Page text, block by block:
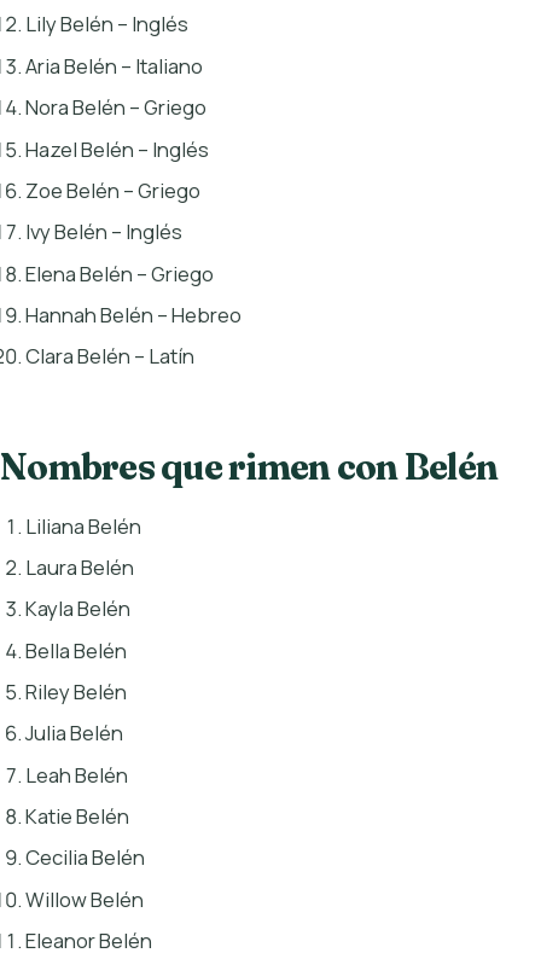
Lily Belén – Inglés
Aria Belén – Italiano
Nora Belén – Griego
Hazel Belén – Inglés
Zoe Belén – Griego
Ivy Belén – Inglés
Elena Belén – Griego
Hannah Belén – Hebreo
Clara Belén – Latín
Nombres que rimen con Belén
Liliana Belén
Laura Belén
Kayla Belén
Bella Belén
Riley Belén
Julia Belén
Leah Belén
Katie Belén
Cecilia Belén
Willow Belén
Eleanor Belén